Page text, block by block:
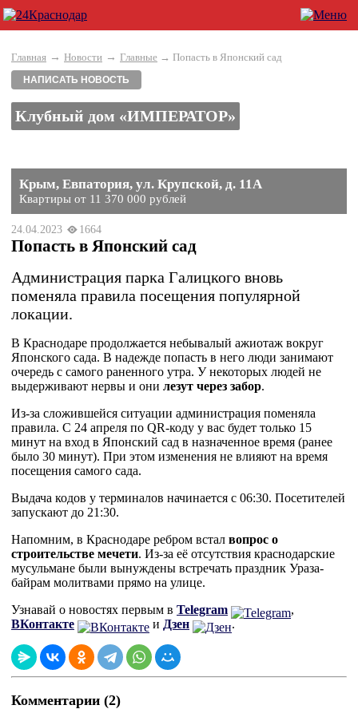
Главная → Новости → Главные → Попасть в Японский сад
НАПИСАТЬ НОВОСТЬ
Клубный дом «ИМПЕРАТОР»
Крым, Евпатория, ул. Крупской, д. 11А
Квартиры от 11 370 000 рублей
24.04.2023 1664
Попасть в Японский сад
Администрация парка Галицкого вновь
поменяла правила посещения популярной
локации.
В Краснодаре продолжается небывалый ажиотаж вокруг
Японского сада. В надежде попасть в него люди занимают
очередь с самого раненного утра. У некоторых людей не
выдерживают нервы и они лезут через забор.
Из-за сложившейся ситуации администрация поменяла
правила. С 24 апреля по QR-коду у вас будет только 15
минут на вход в Японский сад в назначенное время (ранее
было 30 минут). При этом изменения не влияют на время
посещения самого сада.
Выдача кодов у терминалов начинается с 06:30. Посетителей
запускают до 21:30.
Напомним, в Краснодаре ребром встал вопрос о
строительстве мечети. Из-за её отсутствия краснодарские
мусульмане были вынуждены встречать праздник Ураза-
байрам молитвами прямо на улице.
Узнавай о новостях первым в Telegram
,
ВКонтакте
и Дзен .
Комментарии (2)